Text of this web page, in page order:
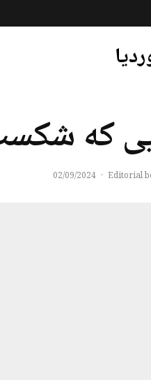
که
·
02/09/2024